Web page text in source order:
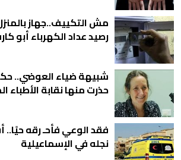
مش التكييف..جهاز
رصيد عداد الكهرباء أبو
شبيهة ضياء العوضي..
حذرت منها نقابة الأطباء
فقد الوعي فأحـ رقه
نجله في الإسماعيلية